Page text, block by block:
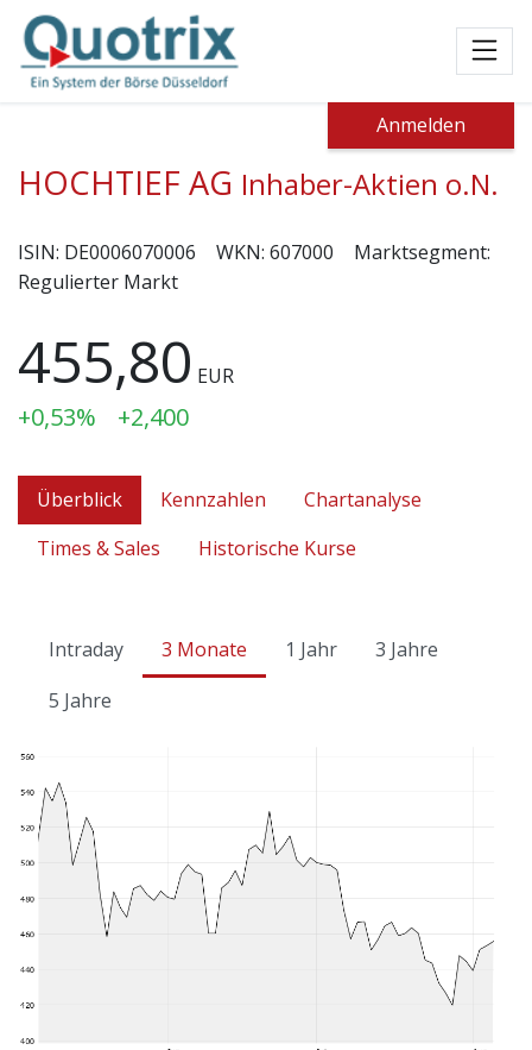
Anmelden
HOCHTIEF AG Inhaber-Aktien o.N.
ISIN: DE0006070006 WKN: 607000
Marktsegment:
Regulierter Markt
455,80 EUR
+0,53% +2,400
Überblick Kennzahlen
Chartanalyse
Times & Sales
Historische Kurse
Intraday 3 Monate 1 Jahr
3 Jahre
5 Jahre